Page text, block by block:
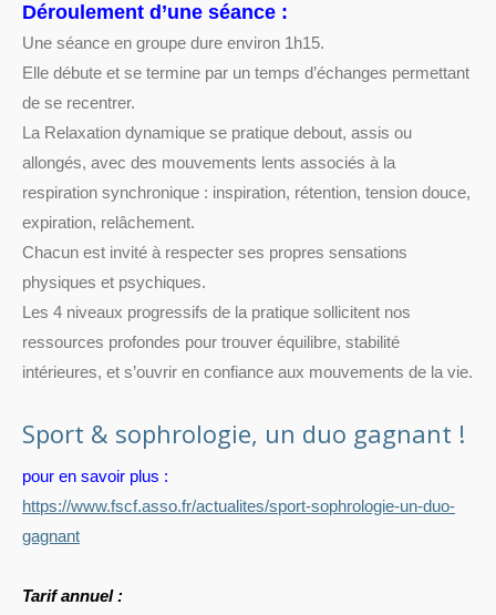
Déroulement d’une séance :
Une séance en groupe dure environ 1h15.
Elle débute et se termine par un temps d’échanges permettant
de se recentrer.
La Relaxation dynamique se pratique debout, assis ou
allongés, avec des mouvements lents associés à la
respiration synchronique : inspiration, rétention, tension douce,
expiration, relâchement.
Chacun est invité à respecter ses propres sensations
physiques et psychiques.
Les 4 niveaux progressifs de la pratique sollicitent nos
ressources profondes pour trouver équilibre, stabilité
intérieures, et s’ouvrir en confiance aux mouvements de la vie.
Sport & sophrologie, un duo gagnant !
pour en savoir plus :
https://www.fscf.asso.fr/actualites/sport-sophrologie-un-duo-
gagnant
Tarif annuel :